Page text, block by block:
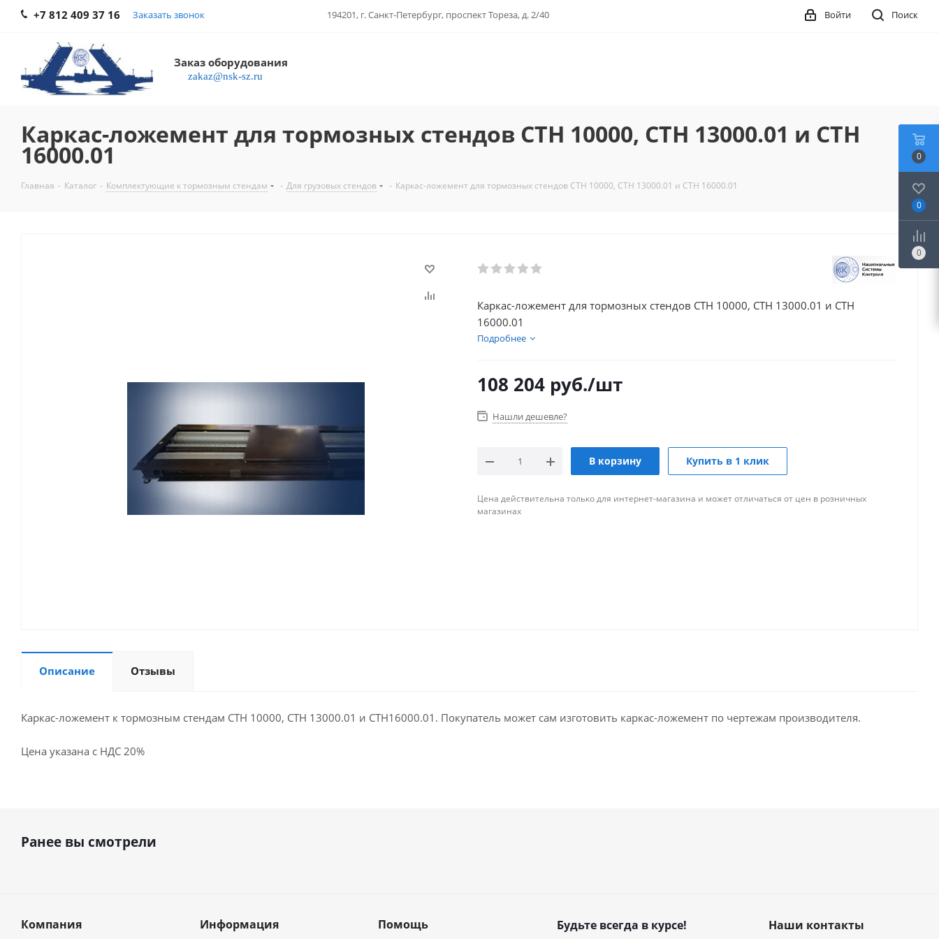
+7 812 409 37 16 Заказать звонок 194201, г. Санкт-Петербург, проспект Тореза, д. 2/40 Поиск
Войти
Заказ оборудования
zakaz@nsk-sz.ru
Каркас-ложемент для тормозных стендов СТН 10000, СТН 13000.01 и СТН
16000.01
Главная - Каталог - Комплектующие к тормозным стендам - Для грузовых стендов - Каркас-ложемент для тормозных стендов СТН 10000, СТН 13000.01 и СТН 16000.01
Каркас-ложемент для тормозных стендов СТН 10000, СТН 13000.01 и СТН
16000.01
Подробнее
108 204 руб./шт
Нашли дешевле?
В корзину Купить в 1 клик
Цена действительна только для интернет-магазина и может отличаться от цен в розничных
магазинах
Описание Отзывы
Каркас-ложемент к тормозным стендам СТН 10000, СТН 13000.01 и СТН16000.01. Покупатель может сам изготовить каркас-ложемент по чертежам производителя.
Цена указана с НДС 20%
Ранее вы смотрели
Компания Информация Помощь Будьте всегда в курсе! Наши контакты
0
0
0